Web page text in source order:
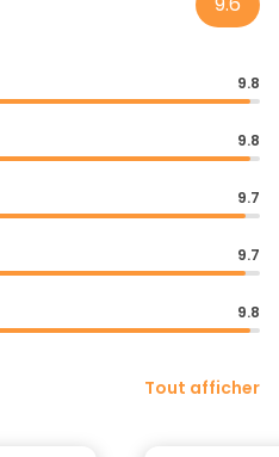
9.8
9.8
9.7
9.7
9.8
Tout afficher